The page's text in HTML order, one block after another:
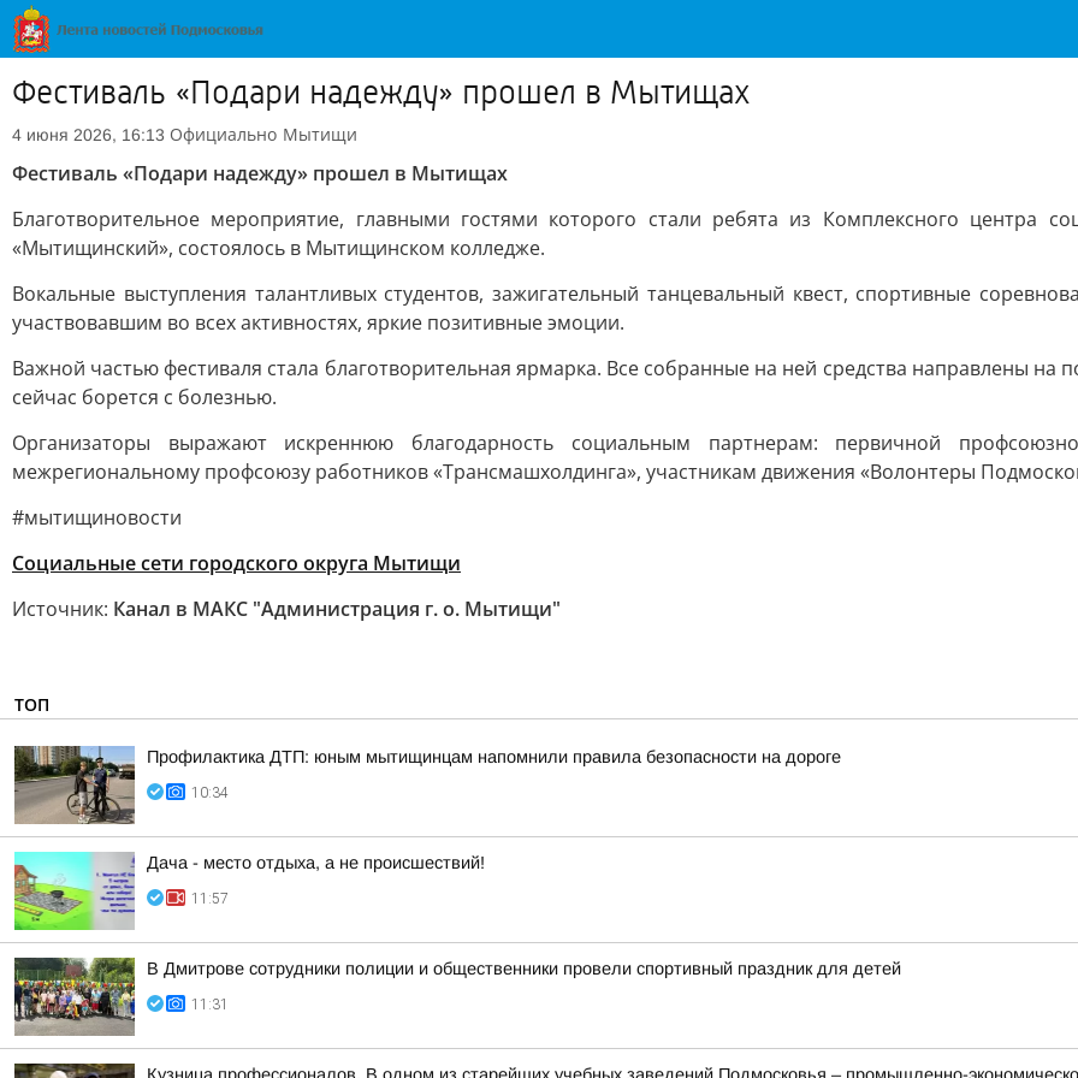
Фестиваль «Подари надежду» прошел в Мытищах
4 июня 2026, 16:13 Официально Мытищи
Фестиваль «Подари надежду» прошел в Мытищах
Благотворительное мероприятие, главными гостями которого стали ребята из Комплексного центра
«Мытищинский», состоялось в Мытищинском колледже.
Вокальные выступления талантливых студентов, зажигательный танцевальный квест, спортивные
участвовавшим во всех активностях, яркие позитивные эмоции.
Важной частью фестиваля стала благотворительная ярмарка. Все собранные на ней средства направлены
сейчас борется с болезнью.
Организаторы выражают искреннюю благодарность социальным партнерам: первичной
межрегиональному профсоюзу работников «Трансмашхолдинга», участникам движения «Волонтеры
#мытищиновости
Социальные сети городского округа Мытищи
Источник: Канал в МАКС "Администрация г. о. Мытищи"
ТОП
Профилактика ДТП: юным мытищинцам напомнили правила безопасности на дороге
10:34
Дача - место отдыха, а не происшествий!
11:57
В Дмитрове сотрудники полиции и общественники провели спортивный праздник для детей
11:31